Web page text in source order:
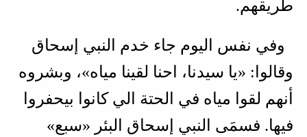
طريقهم.
وفي نفس اليوم جاء خدم النبي إسحاق
وقالوا: «يا سيدنا، احنا لقينا مياه»، وبشروه
أنهم لقوا مياه في الحتة الي كانوا بيحفروا
فيها. فسمَى النبي إسحاق البئر «سبع»